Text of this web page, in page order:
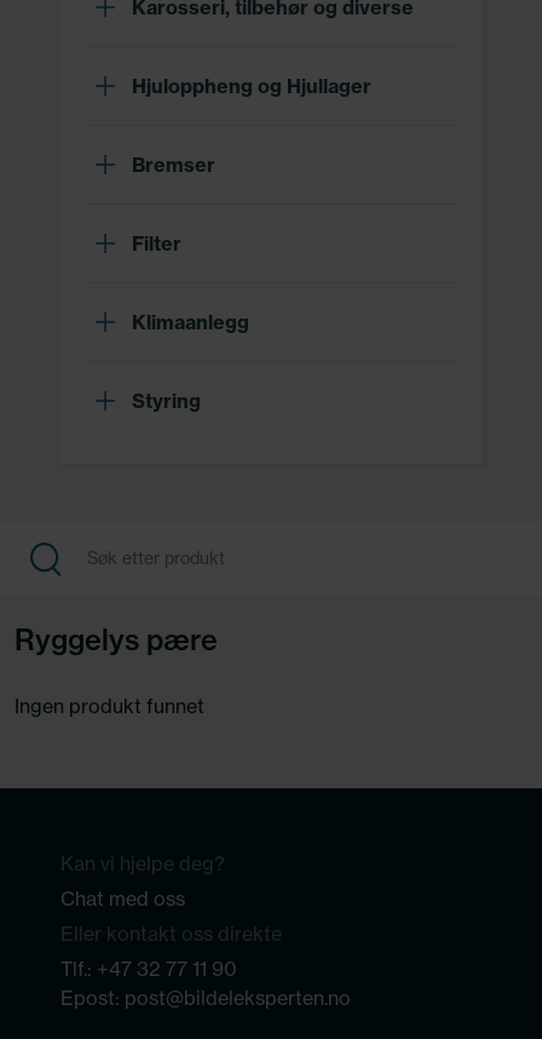
Karosseri, tilbehør og diverse
Hjuloppheng og Hjullager
Bremser
Filter
Klimaanlegg
Styring
Ryggelys pære
Ingen produkt funnet
Kan vi hjelpe deg?
Chat med oss
Eller kontakt oss direkte
Tlf.: +47 32 77 11 90
Epost: post@bildeleksperten.no